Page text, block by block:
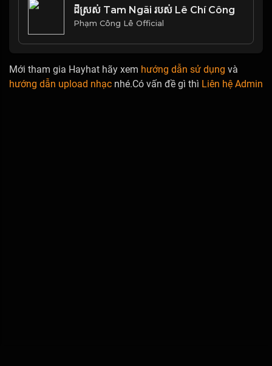
ដីស្រស់ Tam Ngãi របស់ Lê Chí Công
Phạm Công Lê Official
Mới tham gia Hayhat hãy xem hướng dẫn sử dụng và
hướng dẫn upload nhạc nhé.Có vấn đề gì thì Liên hệ Admin